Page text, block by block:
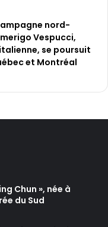
nord-
Vespucci,
se poursuit
et Montréal
Chun », née à
du Sud